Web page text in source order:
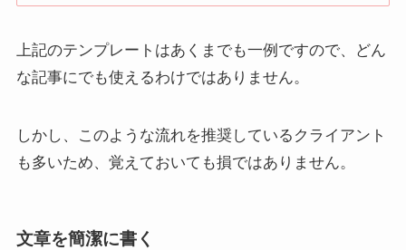
上記のテンプレートはあくまでも一例ですので、どん
な記事にでも使えるわけではありません。
しかし、このような流れを推奨しているクライアント
も多いため、覚えておいても損ではありません。
文章を簡潔に書く